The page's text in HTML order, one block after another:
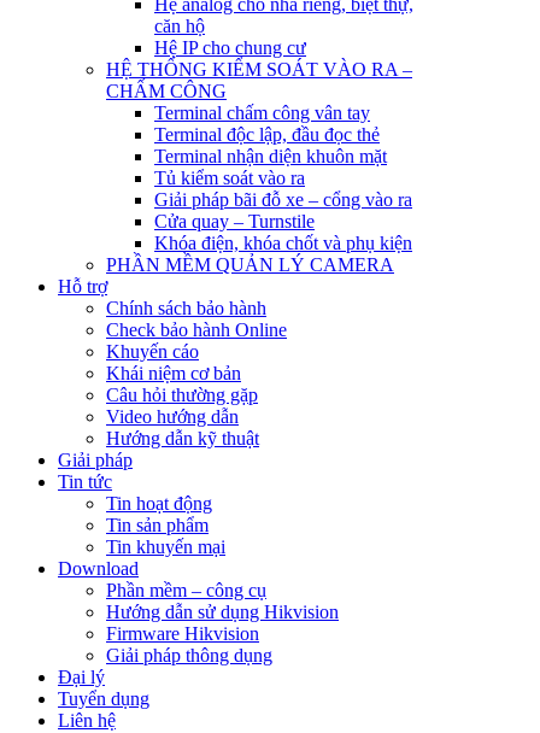
Hệ analog cho nhà riêng, biệt thự,
căn hộ
Hệ IP cho chung cư
HỆ THỐNG KIỂM SOÁT VÀO RA –
CHẤM CÔNG
Terminal chấm công vân tay
Terminal độc lập, đầu đọc thẻ
Terminal nhận diện khuôn mặt
Tủ kiểm soát vào ra
Giải pháp bãi đỗ xe – cổng vào ra
Cửa quay – Turnstile
Khóa điện, khóa chốt và phụ kiện
PHẦN MỀM QUẢN LÝ CAMERA
Hỗ trợ
Chính sách bảo hành
Check bảo hành Online
Khuyến cáo
Khái niệm cơ bản
Câu hỏi thường gặp
Video hướng dẫn
Hướng dẫn kỹ thuật
Giải pháp
Tin tức
Tin hoạt động
Tin sản phẩm
Tin khuyến mại
Download
Phần mềm – công cụ
Hướng dẫn sử dụng Hikvision
Firmware Hikvision
Giải pháp thông dụng
Đại lý
Tuyển dụng
Liên hệ